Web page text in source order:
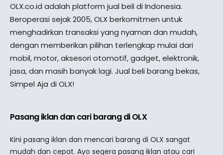
OLX.co.id adalah platform jual beli di Indonesia.
Beroperasi sejak 2005, OLX berkomitmen untuk
menghadirkan transaksi yang nyaman dan mudah,
dengan memberikan pilihan terlengkap mulai dari
mobil, motor, aksesori otomotif, gadget, elektronik,
jasa, dan masih banyak lagi. Jual beli barang bekas,
Simpel Aja di OLX!
Pasang iklan dan cari barang di OLX
Kini pasang iklan dan mencari barang di OLX sangat
mudah dan cepat. Ayo segera pasang iklan atau cari